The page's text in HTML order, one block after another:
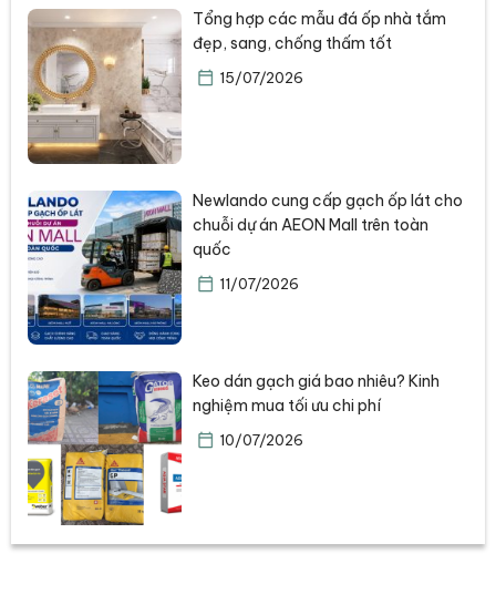
Tổng hợp các mẫu đá ốp nhà tắm
đẹp, sang, chống thấm tốt
15/07/2026
Newlando cung cấp gạch ốp lát cho
chuỗi dự án AEON Mall trên toàn
quốc
11/07/2026
Keo dán gạch giá bao nhiêu? Kinh
nghiệm mua tối ưu chi phí
10/07/2026